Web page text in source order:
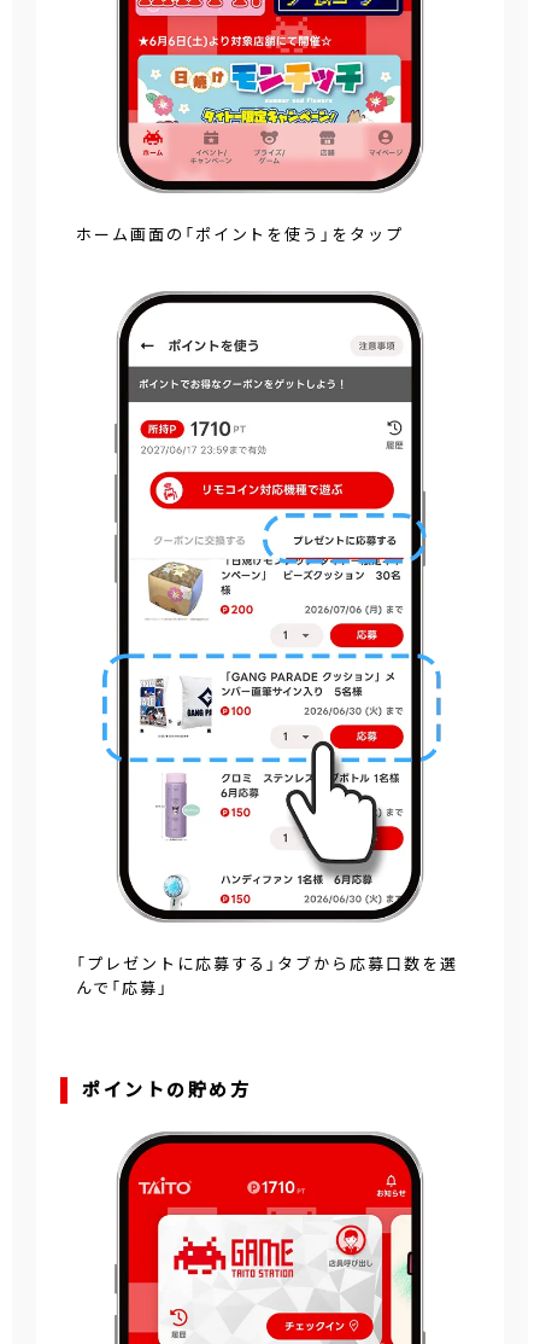
ホーム画面の「ポイントを使う」をタップ
「プレゼントに応募する」タブから応募口数を選
んで「応募」
ポイントの貯め方